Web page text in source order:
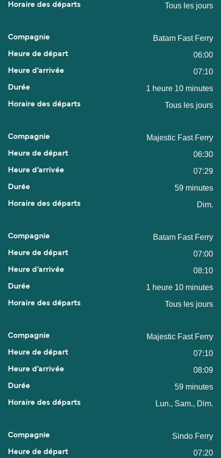
Tous les jours
Batam Fast Ferry
06:00
07:10
1 heure 10 minutes
Tous les jours
Majestic Fast Ferry
06:30
07:29
59 minutes
Dim.
Batam Fast Ferry
07:00
08:10
1 heure 10 minutes
Tous les jours
Majestic Fast Ferry
07:10
08:09
59 minutes
Lun., Sam., Dim.
Sindo Ferry
07:20